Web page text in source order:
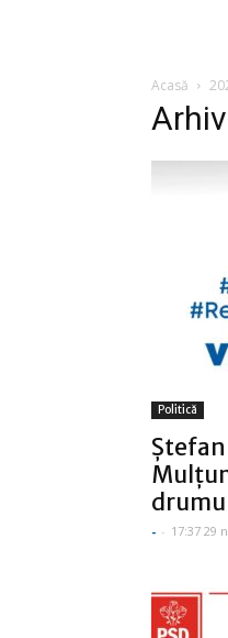
Acasă
Politică
Ștefan
- - 17:37 29